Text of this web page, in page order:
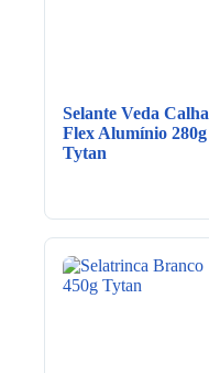
Selante Veda Calha
Flex Alumínio 280g
Tytan